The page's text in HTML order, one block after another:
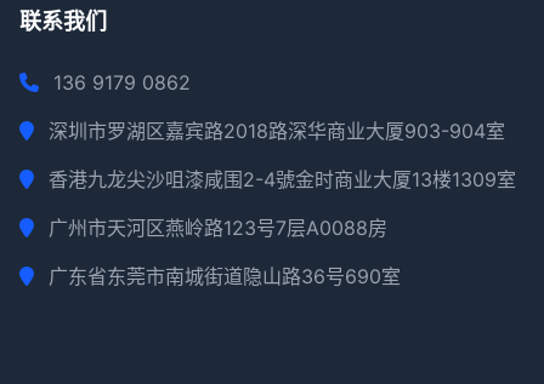
联系我们
136 9179 0862
深圳市罗湖区嘉宾路2018路深华商业大厦903-904室
香港九龙尖沙咀漆咸围2-4號金时商业大厦13楼1309室
广州市天河区燕岭路123号7层A0088房
广东省东莞市南城街道隐山路36号690室